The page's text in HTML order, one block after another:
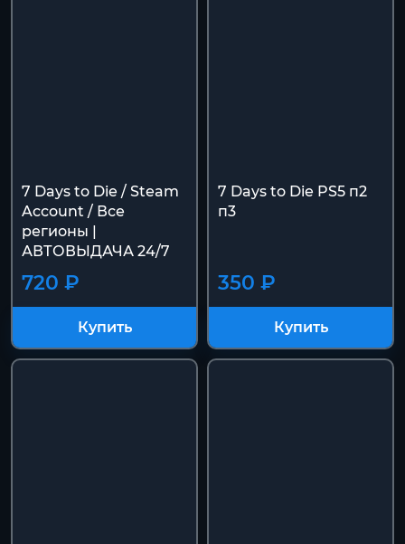
7 Days to Die / Steam
Account / Все
регионы |
АВТОВЫДАЧА 24/7
720 ₽
Купить
7 Days to Die PS5 п2
п3
350 ₽
Купить